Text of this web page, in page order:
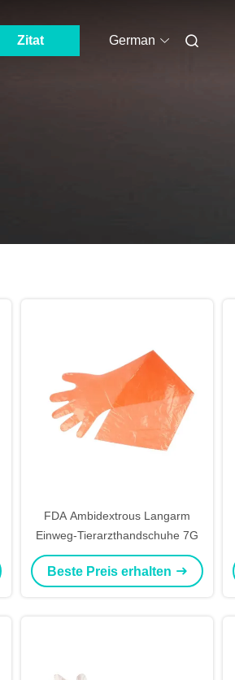
Zitat German
FDA Ambidextrous Langarm
Einweg-Tierarzthandschuhe 7G
Beste Preis erhalten